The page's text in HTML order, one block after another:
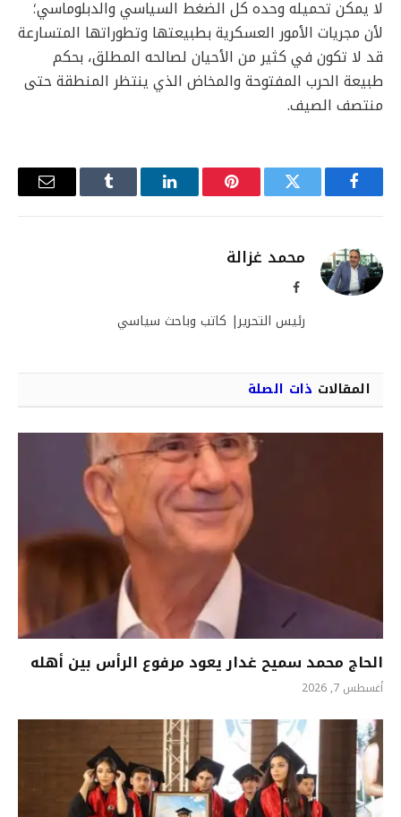
لا يمكن تحميله وحده كل الضغط السياسي والدبلوماسي؛
لأن مجريات الأمور العسكرية بطبيعتها وتطوراتها المتسارعة
قد لا تكون في كثير من الأحيان لصالحه المطلق، بحكم
طبيعة الحرب المفتوحة والمخاض الذي ينتظر المنطقة حتى
منتصف الصيف.
فيسبوك تويتر بينتيريستلينكدإن Tumblr
البريد
محمد غزالة
فيسبوك
رئيس التحرير| كاتب وباحث سياسي
المقالات ذات الصلة
الحاج محمد سميح غدار يعود مرفوع الرأس بين أهله
أغسطس 7, 2026